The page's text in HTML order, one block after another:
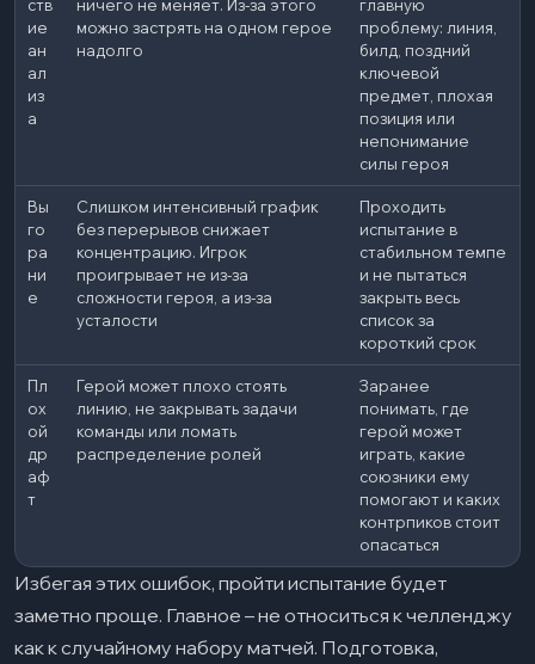
ств
ие
ан
ал
из
а
ничего не меняет. Из-за этого
можно застрять на одном герое
надолго
главную
проблему: линия,
билд, поздний
ключевой
предмет, плохая
позиция или
непонимание
силы героя
Вы
го
ра
ни
е
Слишком интенсивный график
без перерывов снижает
концентрацию. Игрок
проигрывает не из-за
сложности героя, а из-за
усталости
Проходить
испытание в
стабильном темпе
и не пытаться
закрыть весь
список за
короткий срок
Пл
ох
ой
др
аф
т
Герой может плохо стоять
линию, не закрывать задачи
команды или ломать
распределение ролей
Заранее
понимать, где
герой может
играть, какие
союзники ему
помогают и каких
контрпиков стоит
опасаться
Избегая этих ошибок, пройти испытание будет
заметно проще. Главное – не относиться к челленджу
как к случайному набору матчей. Подготовка,